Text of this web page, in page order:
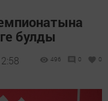
булды
496 0 0